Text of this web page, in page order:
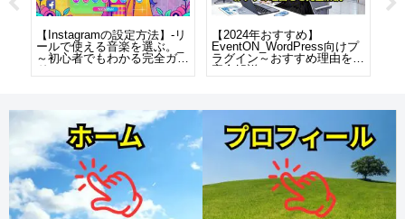
【Instagramの設定方法】-リ
ールで使える音楽を選ぶ。_
～初心者でもわかる完全ガイ
【2024年おすすめ】
EventON_WordPress向けプ
ラグイン～おすすめ理由をを